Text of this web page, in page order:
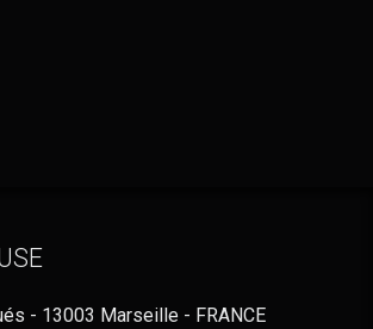
- 13003 Marseille - FRANCE